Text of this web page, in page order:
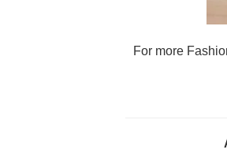
For more